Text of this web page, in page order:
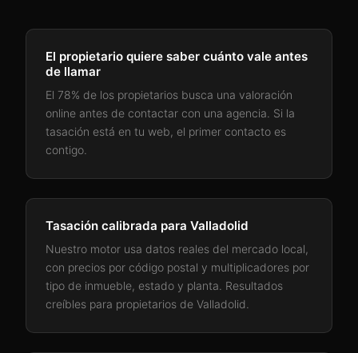
El propietario quiere saber cuánto vale antes
de llamar
El 78% de los propietarios busca una valoración
online antes de contactar con una agencia. Si la
tasación está en tu web, el primer contacto es
contigo.
Tasación calibrada para Valladolid
Nuestro motor usa datos reales del mercado local,
con precios por código postal y multiplicadores por
tipo de inmueble, estado y planta. Resultados
creíbles para propietarios de Valladolid